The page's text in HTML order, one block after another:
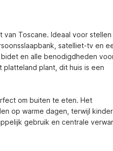
van Toscane. Ideaal voor
satelliet-tv en
en alle benodigdheden
plant, dit huis is een
om buiten te eten. Het
op warme dagen, terwijl
gebruik en centrale